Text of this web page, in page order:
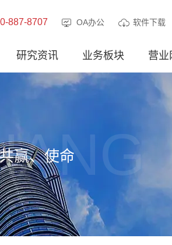
887-8707 OA办公 软件下载
研究资讯 业务板块 营业
赢、使命